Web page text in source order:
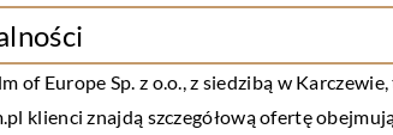
of Europe Sp. z o.o., z siedzibą w
klienci znajdą szczegółową ofertę